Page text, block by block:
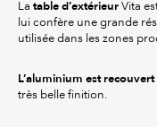
La table d’extérieur Vita
lui confère une grande
utilisée dans les zones
L’aluminium est
très belle finition.